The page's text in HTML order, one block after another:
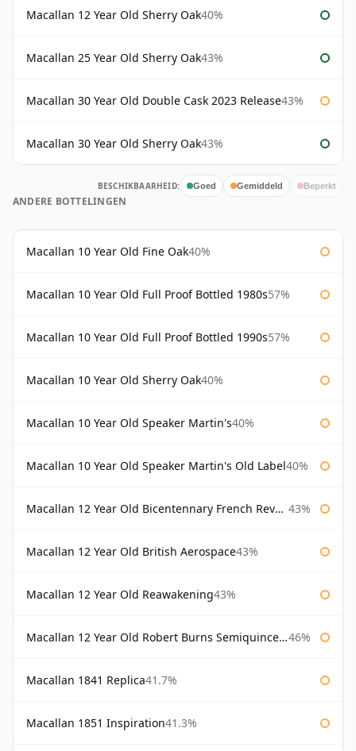
Macallan 12 Year Old Sherry Oak40%
Macallan 25 Year Old Sherry Oak43%
Macallan 30 Year Old Double Cask 2023 Release43%
Macallan 30 Year Old Sherry Oak43%
BESCHIKBAARHEID: Goed Gemiddeld Beperkt
ANDERE BOTTELINGEN
Macallan 10 Year Old Fine Oak40%
Macallan 10 Year Old Full Proof Bottled 1980s57%
Macallan 10 Year Old Full Proof Bottled 1990s57%
Macallan 10 Year Old Sherry Oak40%
Macallan 10 Year Old Speaker Martin's40%
Macallan 10 Year Old Speaker Martin's Old Label40%
Macallan 12 Year Old Bicentennary French Revolution 43%
Macallan 12 Year Old British Aerospace43%
Macallan 12 Year Old Reawakening43%
Macallan 12 Year Old Robert Burns Semiquincentenary 46%
Macallan 1841 Replica41.7%
Macallan 1851 Inspiration41.3%